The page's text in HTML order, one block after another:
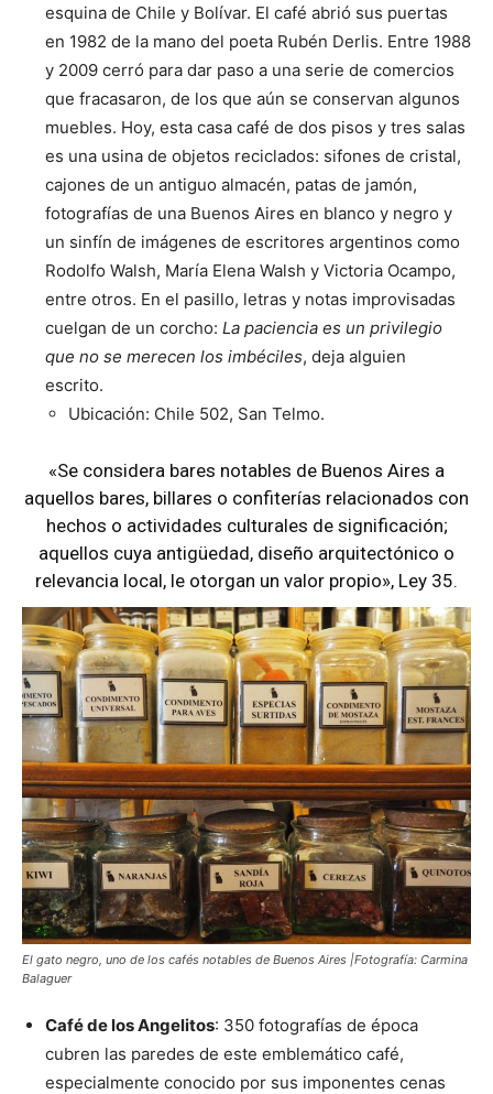
esquina de Chile y Bolívar. El café abrió sus puertas
en 1982 de la mano del poeta Rubén Derlis. Entre 1988
y 2009 cerró para dar paso a una serie de comercios
que fracasaron, de los que aún se conservan algunos
muebles. Hoy, esta casa café de dos pisos y tres salas
es una usina de objetos reciclados: sifones de cristal,
cajones de un antiguo almacén, patas de jamón,
fotografías de una Buenos Aires en blanco y negro y
un sinfín de imágenes de escritores argentinos como
Rodolfo Walsh, María Elena Walsh y Victoria Ocampo,
entre otros. En el pasillo, letras y notas improvisadas
cuelgan de un corcho: La paciencia es un privilegio
que no se merecen los imbéciles, deja alguien
escrito.
Ubicación: Chile 502, San Telmo.
«Se considera bares notables de Buenos Aires a
aquellos bares, billares o confiterías relacionados con
hechos o actividades culturales de significación;
aquellos cuya antigüedad, diseño arquitectónico o
relevancia local, le otorgan un valor propio», Ley 35.
El gato negro, uno de los cafés notables de Buenos Aires |Fotografía: Carmina
Balaguer
Café de los Angelitos: 350 fotografías de época
cubren las paredes de este emblemático café,
especialmente conocido por sus imponentes cenas